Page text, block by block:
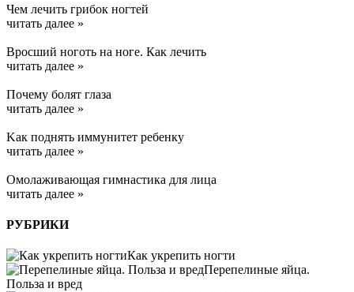
Чем лечить грибок ногтей
читать далее »
Вросший ноготь на ноге. Как лечить
читать далее »
Почему болят глаза
читать далее »
Kак поднять иммунитет ребенку
читать далее »
Омолаживающая гимнастика для лица
читать далее »
РУБРИКИ
Как укрепить ногти
Перепелиные яйца.
Польза и вред